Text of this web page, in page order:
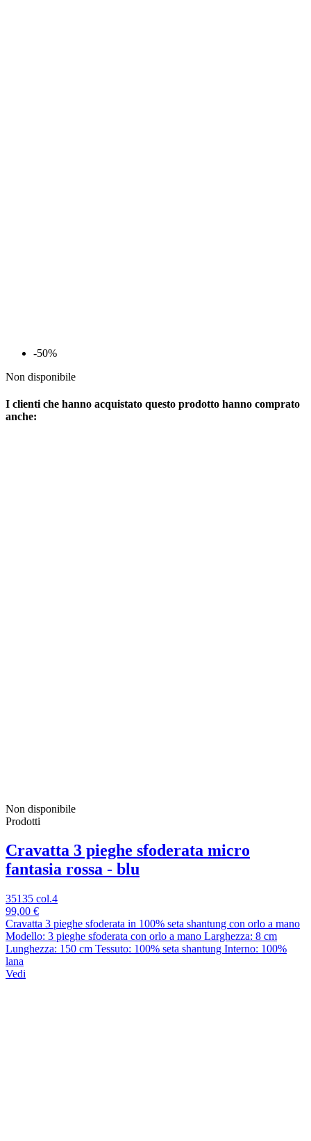
-50%
Non disponibile
I clienti che hanno acquistato questo prodotto hanno comprato
anche:
Non disponibile
Prodotti
Cravatta 3 pieghe sfoderata micro
fantasia rossa - blu
35135 col.4
99,00 €
Cravatta 3 pieghe sfoderata in 100% seta shantung con orlo a mano
Modello: 3 pieghe sfoderata con orlo a mano Larghezza: 8 cm
Lunghezza: 150 cm Tessuto: 100% seta shantung Interno: 100%
lana
Vedi